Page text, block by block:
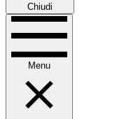
Chiudi
Menu